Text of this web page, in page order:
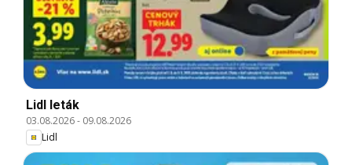
Lidl leták
03.08.2026- 09.08.2026
Lidl